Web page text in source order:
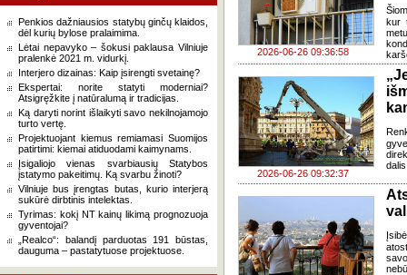
Penkios dažniausios statybų ginčų klaidos,
dėl kurių bylose pralaimima.
Lėtai nepavyko – šokusi paklausa Vilniuje
pralenkė 2021 m. vidurkį.
Interjero dizainas: Kaip įsirengti svetainę?
Ekspertai: norite statyti moderniai?
Atsigręžkite į natūralumą ir tradicijas.
Ką daryti norint išlaikyti savo nekilnojamojo
turto vertę.
Projektuojant kiemus remiamasi Suomijos
patirtimi: kiemai atiduodami kaimynams.
Įsigaliojo vienas svarbiausių Statybos
įstatymo pakeitimų. Ką svarbu žinoti?
Vilniuje bus įrengtas butas, kurio interjerą
sukūrė dirbtinis intelektas.
Tyrimas: kokį NT kainų likimą prognozuoja
gyventojai?
„Realco“: balandį parduotas 191 būstas,
dauguma – pastatytuose projektuose.
2026-06-26 09:36:58
kur
2026-06-26 09:32:37